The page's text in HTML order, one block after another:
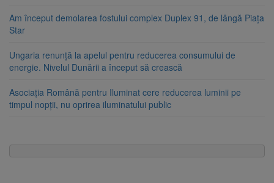
Am început demolarea fostului complex Duplex 91, de lângă Piața
Star
Ungaria renunță la apelul pentru reducerea consumului de
energie. Nivelul Dunării a început să crească
Asociația Română pentru Iluminat cere reducerea luminii pe
timpul nopții, nu oprirea iluminatului public